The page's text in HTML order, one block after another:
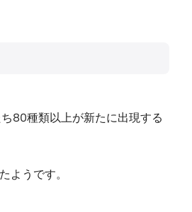
80種類以上が新たに出現する
ようです。